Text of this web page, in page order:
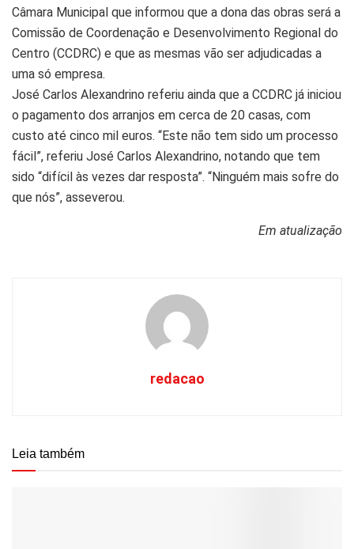
Câmara Municipal que informou que a dona das obras será a
Comissão de Coordenação e Desenvolvimento Regional do
Centro (CCDRC) e que as mesmas vão ser adjudicadas a
uma só empresa.
José Carlos Alexandrino referiu ainda que a CCDRC já iniciou
o pagamento dos arranjos em cerca de 20 casas, com
custo até cinco mil euros. “Este não tem sido um processo
fácil”, referiu José Carlos Alexandrino, notando que tem
sido “difícil às vezes dar resposta”. “Ninguém mais sofre do
que nós”, asseverou.
Em atualização
redacao
Leia também